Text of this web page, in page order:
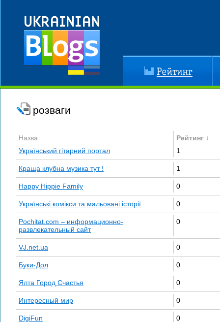
Рейтинг
розваги
Назва
Рейтинг ↓
Український гітарний портал
1
Краща клубна музика тут ! 1
Happy Hippie Family 0
Українські комікси та мальовані історії 0
Pochitat.com – информационно-
развлекательный сайт
0
VJ.net.ua 0
Буки-Дол 0
Ялта Город Счастья 0
Интересный мир 0
DigiFun 0